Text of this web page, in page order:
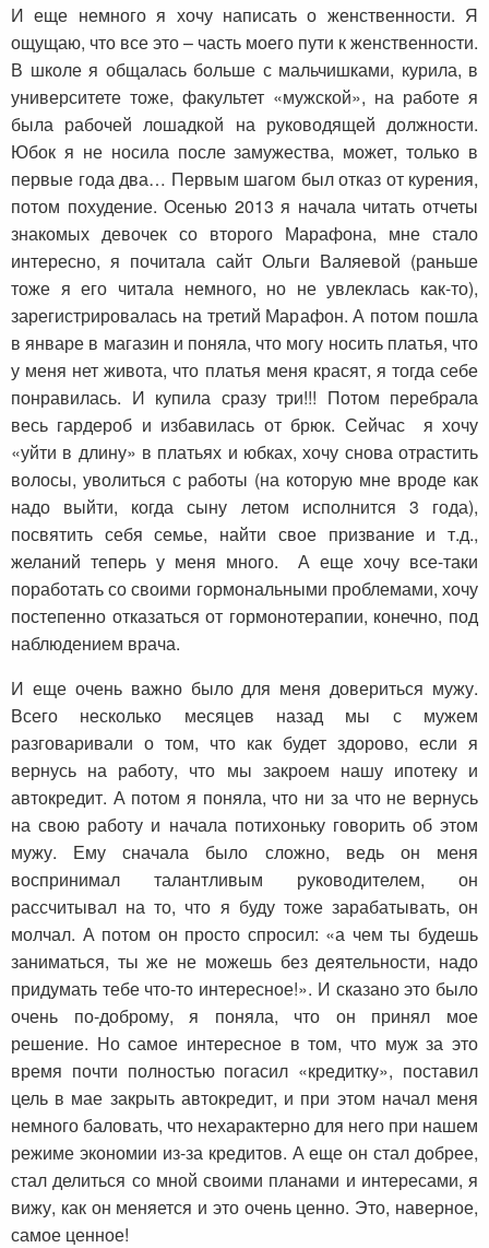
И еще немного я хочу написать о женственности. Я
ощущаю, что все это – часть моего пути к женственности.
В школе я общалась больше с мальчишками, курила, в
университете тоже, факультет «мужской», на работе я
была рабочей лошадкой на руководящей должности.
Юбок я не носила после замужества, может, только в
первые года два… Первым шагом был отказ от курения,
потом похудение. Осенью 2013 я начала читать отчеты
знакомых девочек со второго Марафона, мне стало
интересно, я почитала сайт Ольги Валяевой (раньше
тоже я его читала немного, но не увлеклась как-то),
зарегистрировалась на третий Марафон. А потом пошла
в январе в магазин и поняла, что могу носить платья, что
у меня нет живота, что платья меня красят, я тогда себе
понравилась. И купила сразу три!!! Потом перебрала
весь гардероб и избавилась от брюк. Сейчас я хочу
«уйти в длину» в платьях и юбках, хочу снова отрастить
волосы, уволиться с работы (на которую мне вроде как
надо выйти, когда сыну летом исполнится 3 года),
посвятить себя семье, найти свое призвание и т.д.,
желаний теперь у меня много. А еще хочу все-таки
поработать со своими гормональными проблемами, хочу
постепенно отказаться от гормонотерапии, конечно, под
наблюдением врача.
И еще очень важно было для меня довериться мужу.
Всего несколько месяцев назад мы с мужем
разговаривали о том, что как будет здорово, если я
вернусь на работу, что мы закроем нашу ипотеку и
автокредит. А потом я поняла, что ни за что не вернусь
на свою работу и начала потихоньку говорить об этом
мужу. Ему сначала было сложно, ведь он меня
воспринимал талантливым руководителем, он
рассчитывал на то, что я буду тоже зарабатывать, он
молчал. А потом он просто спросил: «а чем ты будешь
заниматься, ты же не можешь без деятельности, надо
придумать тебе что-то интересное!». И сказано это было
очень по-доброму, я поняла, что он принял мое
решение. Но самое интересное в том, что муж за это
время почти полностью погасил «кредитку», поставил
цель в мае закрыть автокредит, и при этом начал меня
немного баловать, что нехарактерно для него при нашем
режиме экономии из-за кредитов. А еще он стал добрее,
стал делиться со мной своими планами и интересами, я
вижу, как он меняется и это очень ценно. Это, наверное,
самое ценное!